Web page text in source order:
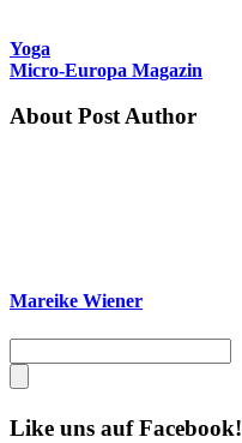
Yoga
Micro-Europa Magazin
About Post Author
Mareike Wiener
Like uns auf Facebook!